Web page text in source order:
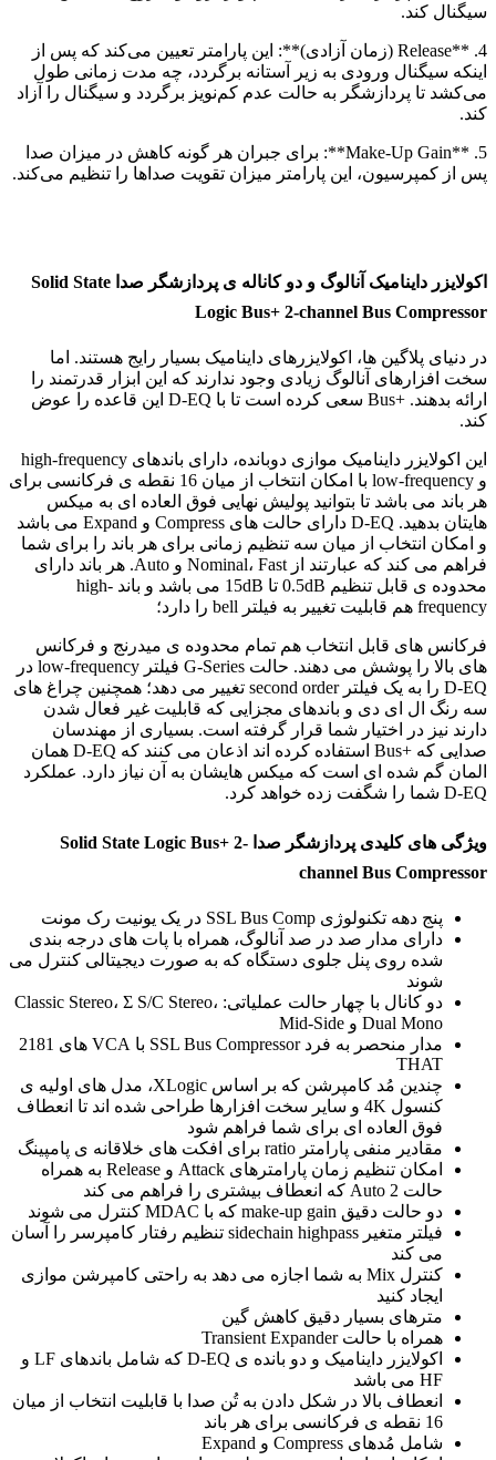
سیگنال کند.
4. **Release (زمان آزادی)**: این پارامتر تعیین می‌کند که پس از
اینکه سیگنال ورودی به زیر آستانه برگردد، چه مدت زمانی طول
می‌کشد تا پردازشگر به حالت عدم کم‌نویز برگردد و سیگنال را آزاد
کند.
5. **Make-Up Gain**: برای جبران هر گونه کاهش در میزان صدا
پس از کمپرسیون، این پارامتر میزان تقویت صداها را تنظیم می‌کند.
اکولایزر داینامیک آنالوگ و دو کاناله ی پردازشگر صدا Solid State
Logic Bus+ 2-channel Bus Compressor
در دنیای پلاگین ها، اکولایزرهای داینامیک بسیار رایج هستند. اما
سخت افزارهای آنالوگ زیادی وجود ندارند که این ابزار قدرتمند را
ارائه بدهند. +Bus سعی کرده است تا با D-EQ این قاعده را عوض
کند.
این اکولایزر داینامیک موازی دوبانده، دارای باندهای high-frequency
و low-frequency با امکان انتخاب از میان 16 نقطه ی فرکانسی برای
هر باند می باشد تا بتوانید پولیش نهایی فوق العاده ای به میکس
هایتان بدهید. D-EQ دارای حالت های Compress و Expand می باشد
و امکان انتخاب از میان سه تنظیم زمانی برای هر باند را برای شما
فراهم می کند که عبارتند از Nominal، Fast و Auto. هر باند دارای
محدوده ی قابل تنظیم 0.5dB تا 15dB می باشد و باند high-
frequency هم قابلیت تغییر به فیلتر bell را دارد؛
فرکانس های قابل انتخاب هم تمام محدوده ی میدرنج و فرکانس
های بالا را پوشش می دهند. حالت G-Series فیلتر low-frequency در
D-EQ را به یک فیلتر second order تغییر می دهد؛ همچنین چراغ های
سه رنگ ال ای دی و باندهای مجزایی که قابلیت غیر فعال شدن
دارند نیز در اختیار شما قرار گرفته است. بسیاری از مهندسان
صدایی که +Bus استفاده کرده اند اذعان می کنند که D-EQ همان
المان گم شده ای است که میکس هایشان به آن نیاز دارد. عملکرد
D-EQ شما را شگفت زده خواهد کرد.
ویژگی های کلیدی پردازشگر صدا Solid State Logic Bus+ 2-
channel Bus Compressor
پنج دهه تکنولوژی SSL Bus Comp در یک یونیت رک مونت
دارای مدار صد در صد آنالوگ، همراه با پات های درجه بندی
شده روی پنل جلوی دستگاه که به صورت دیجیتالی کنترل می
شوند
دو کانال با چهار حالت عملیاتی: Classic Stereo، Σ S/C Stereo،
Dual Mono و Mid-Side
مدار منحصر به فرد SSL Bus Compressor با VCA های 2181
THAT
چندین مُد کامپرشن که بر اساس XLogic، مدل های اولیه ی
کنسول 4K و سایر سخت افزارها طراحی شده اند تا انعطاف
فوق العاده ای برای شما فراهم شود
مقادیر منفی پارامتر ratio برای افکت های خلاقانه ی پامپینگ
امکان تنظیم زمان پارامترهای Attack و Release به همراه
حالت Auto 2 که انعطاف بیشتری را فراهم می کند
دو حالت دقیق make-up gain که با MDAC کنترل می شوند
فیلتر متغیر sidechain highpass تنظیم رفتار کامپرسر را آسان
می کند
کنترل Mix به شما اجازه می دهد به راحتی کامپرشن موازی
ایجاد کنید
مترهای بسیار دقیق کاهش گین
همراه با حالت Transient Expander
اکولایزر داینامیک و دو بانده ی D-EQ که شامل باندهای LF و
HF می باشد
انعطاف بالا در شکل دادن به تُن صدا با قابلیت انتخاب از میان
16 نقطه ی فرکانسی برای هر باند
شامل مُدهای Compress و Expand